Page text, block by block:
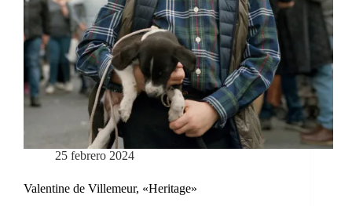
25 febrero 2024
Valentine de Villemeur, «Heritage»